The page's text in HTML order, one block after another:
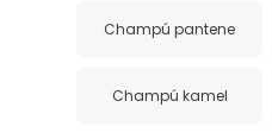
Champú pantene
Champú kamel